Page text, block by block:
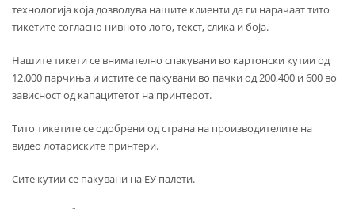
технологија која дозволува нашите клиенти да ги нарачаат тито
тикетите согласно нивното лого, текст, слика и боја.
Нашите тикети се внимателно спакувани во картонски кутии од
12.000 парчиња и истите се пакувани во пачки од 200,400 и 600 во
зависност од капацитетот на принтерот.
Тито тикетите се одобрени од страна на производителите на
видео лотариските принтери.
Сите кутии се пакувани на ЕУ палети.